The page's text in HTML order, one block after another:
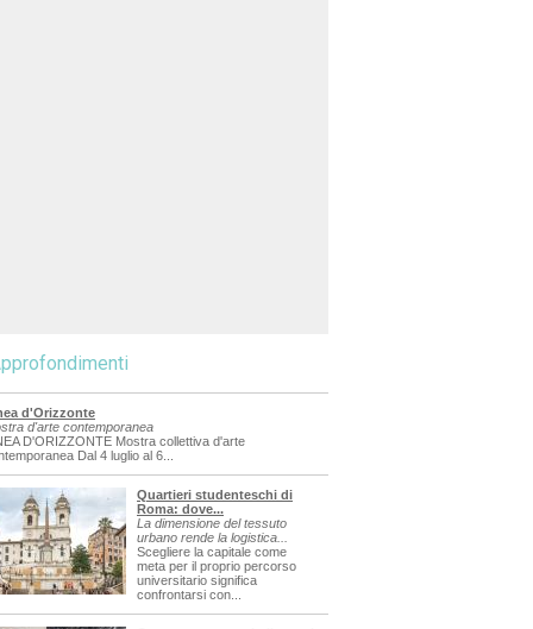
d'Orizzonte
d'arte contemporanea
D'ORIZZONTE Mostra collettiva d'arte
Dal 4 luglio al 6...
Quartieri studenteschi di
Roma: dove...
La dimensione del tessuto
urbano rende la logistica...
Scegliere la capitale come
meta per il proprio percorso
universitario significa
confrontarsi con...